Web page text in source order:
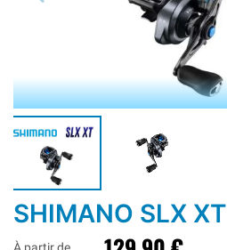
SHIMANO SLX XT